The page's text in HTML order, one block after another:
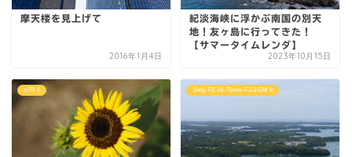
摩天楼を見上げて
2016年1月4日
紀淡海峡に浮かぶ南国の別天
地！友ヶ島に行ってきた！
【サマータイムレンダ】
2023年10月15日
α7R II Sony FE 24-70mm F2.8 GM II